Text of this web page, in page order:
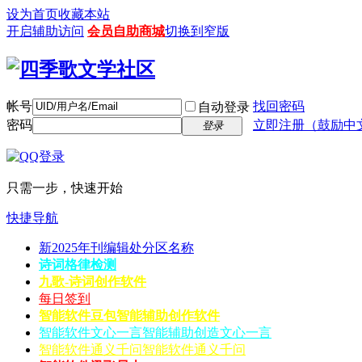
设为首页收藏本站
开启辅助访问 会员自助商城切换到窄版
帐号 自动登录 找回密码
密码
登录 立即注册（鼓励中
只需一步，快速开始
快捷导航
新2025年刊编辑处分区名称
诗词格律检测
九歌-诗词创作软件
每日签到
智能软件豆包智能辅助创作软件
智能软件文心一言智能辅助创造文心一言
智能软件通义千问智能软件通义千问